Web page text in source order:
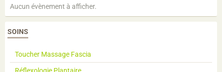
Aucun évènement à afficher.
SOINS
Toucher Massage Fascia